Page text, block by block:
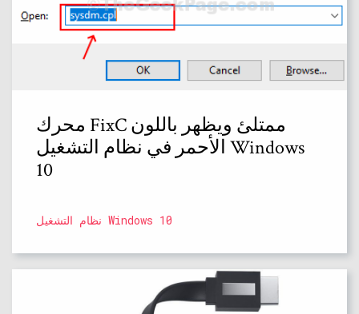
محرك FixC ممتلئ ويظهر باللون
الأحمر في نظام التشغيل Windows
10
نظام التشغيل Windows 10